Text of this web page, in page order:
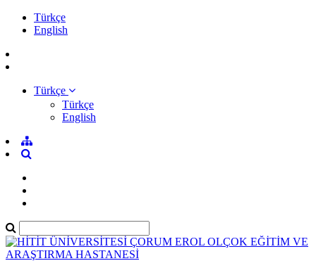
Türkçe
English
Türkçe
Türkçe
English